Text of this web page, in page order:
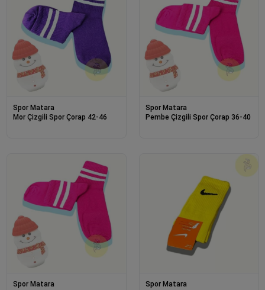
Spor Matara
Mor Çizgili Spor Çorap 42-46
Spor Matara
Pembe Çizgili Spor Çorap 36-40
Spor Matara
Spor Matara